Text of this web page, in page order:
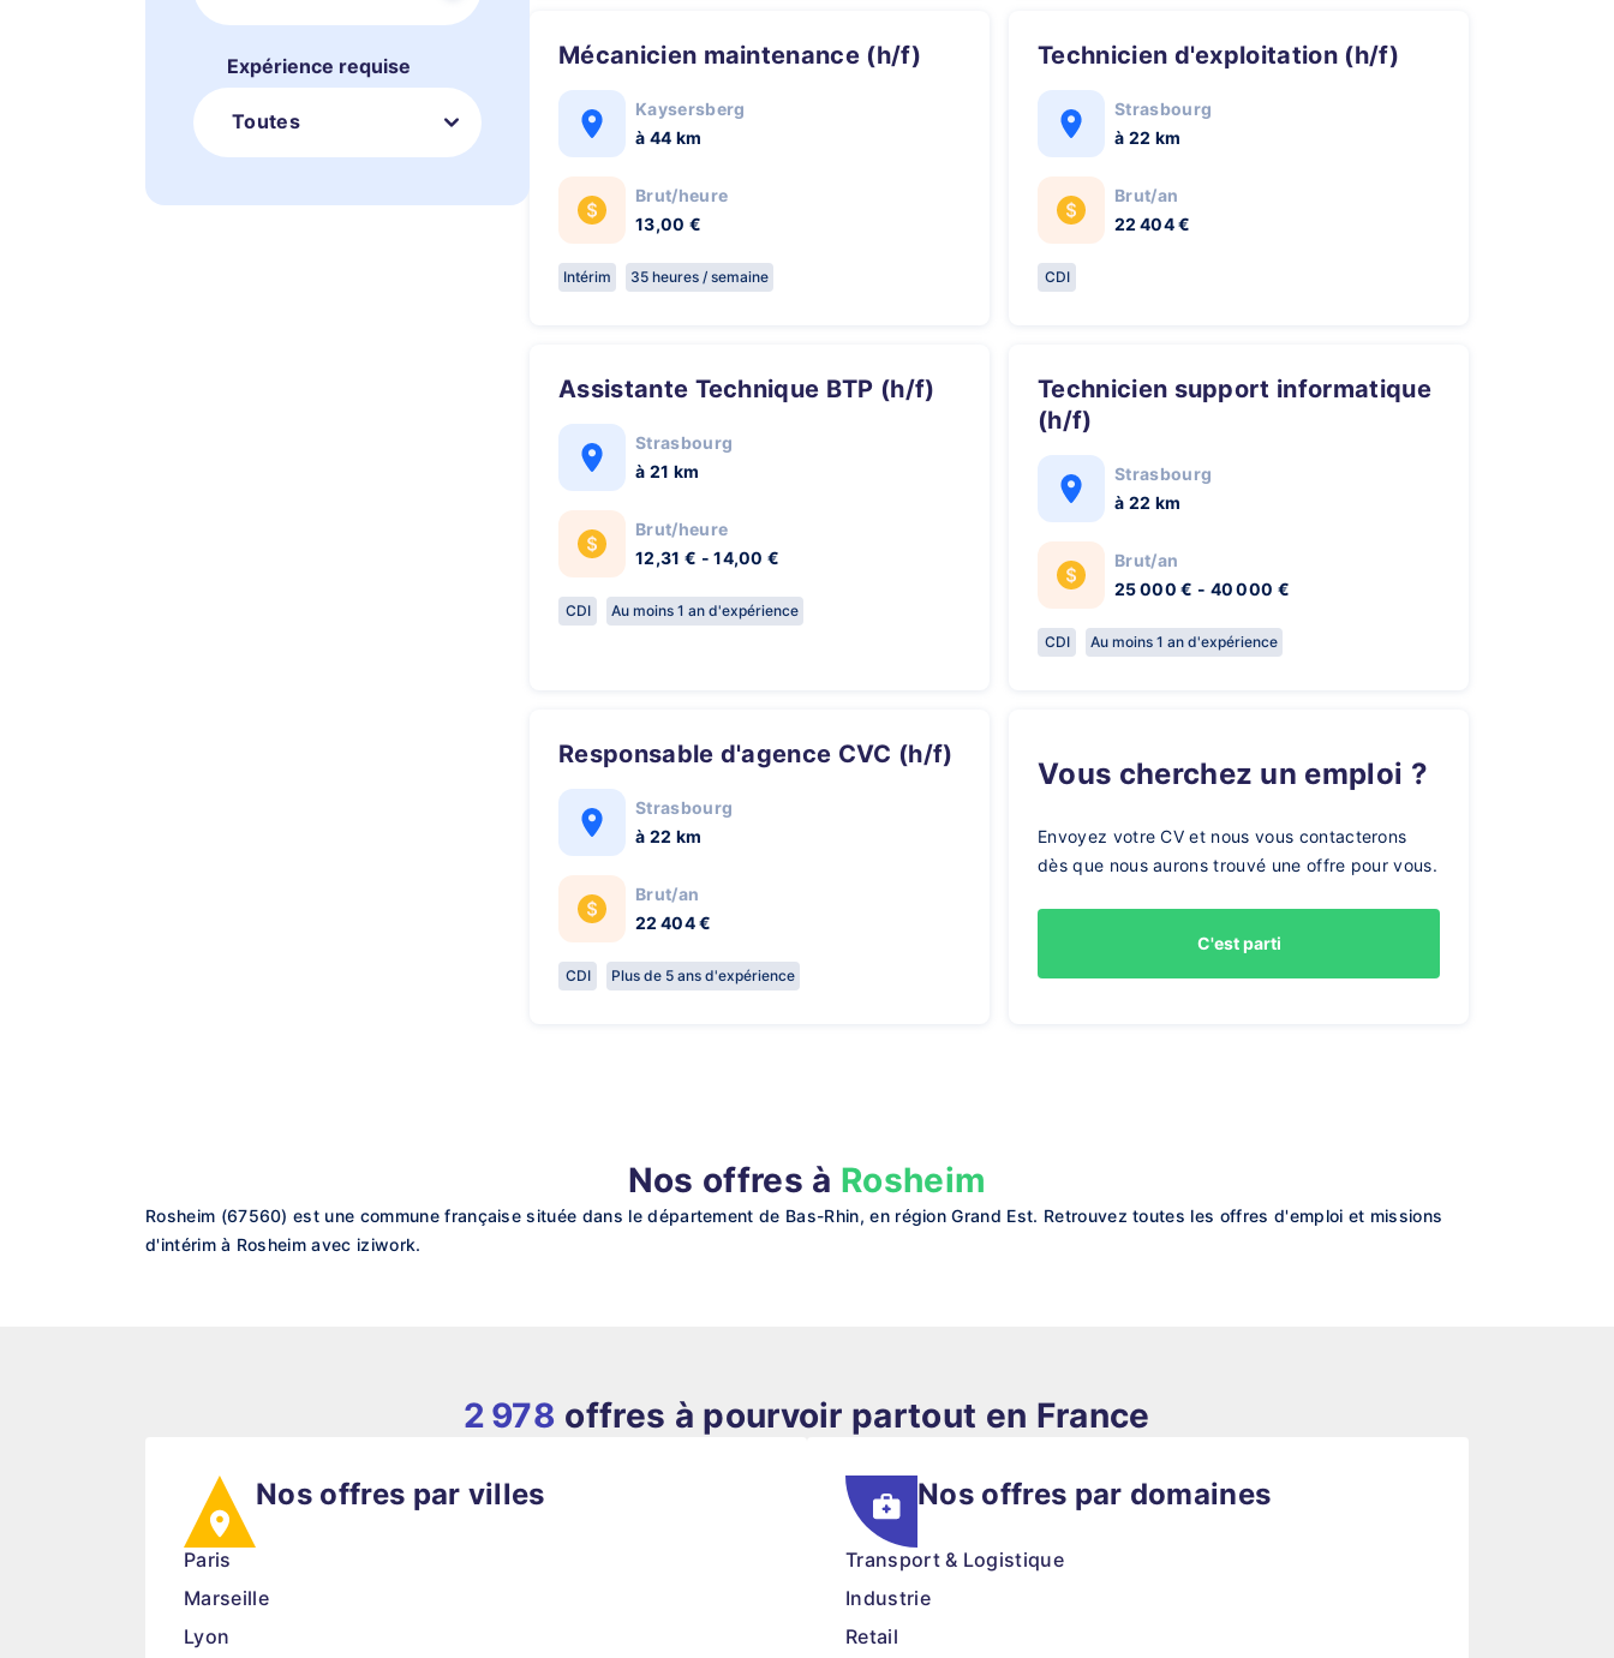
Expérience requise
Toutes
Mécanicien maintenance (h/f)
Kaysersberg
à 44 km
Brut/heure
13,00 €
Intérim 35 heures / semaine
Technicien d'exploitation (h/f)
Strasbourg
à 22 km
Brut/an
22 404 €
CDI
Assistante Technique BTP (h/f)
Strasbourg
à 21 km
Brut/heure
12,31 € - 14,00 €
CDI Au moins 1 an d'expérience
Technicien support informatique
(h/f)
Strasbourg
à 22 km
Brut/an
25 000 € - 40 000 €
CDI Au moins 1 an d'expérience
Responsable d'agence CVC (h/f)
Strasbourg
à 22 km
Brut/an
22 404 €
CDI Plus de 5 ans d'expérience
Vous cherchez un emploi ?
Envoyez votre CV et nous vous contacterons
dès que nous aurons trouvé une offre pour vous.
C'est parti
Nos offres à Rosheim
Rosheim (67560) est une commune française située dans le département de Bas-Rhin, en région Grand Est. Retrouvez toutes les offres d'emploi et missions
d'intérim à Rosheim avec iziwork.
2 978 offres à pourvoir partout en France
Nos offres par villes
Paris
Marseille
Lyon
Nos offres par domaines
Transport & Logistique
Industrie
Retail